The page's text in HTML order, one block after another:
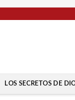
LOS SECRETOS DE